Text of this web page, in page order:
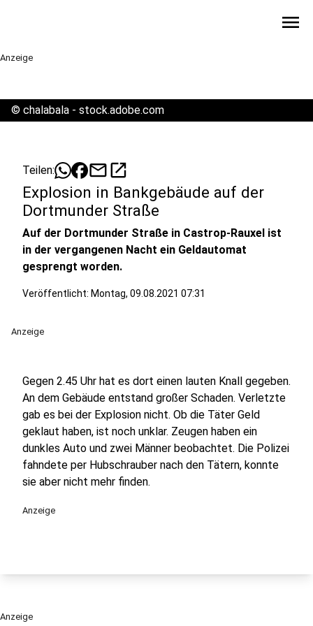
menu
Anzeige
© chalabala - stock.adobe.com
Teilen: mailopen_in_new
Explosion in Bankgebäude auf der
Dortmunder Straße
Auf der Dortmunder Straße in Castrop-Rauxel ist
in der vergangenen Nacht ein Geldautomat
gesprengt worden.
Veröffentlicht: Montag, 09.08.2021 07:31
Anzeige
Gegen 2.45 Uhr hat es dort einen lauten Knall gegeben.
An dem Gebäude entstand großer Schaden. Verletzte
gab es bei der Explosion nicht. Ob die Täter Geld
geklaut haben, ist noch unklar. Zeugen haben ein
dunkles Auto und zwei Männer beobachtet. Die Polizei
fahndete per Hubschrauber nach den Tätern, konnte
sie aber nicht mehr finden.
Anzeige
Anzeige